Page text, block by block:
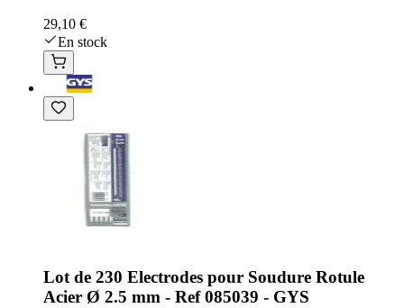
29,10 €
En stock
Lot de 230 Electrodes pour Soudure Rotule
Acier Ø 2.5 mm - Ref 085039 - GYS